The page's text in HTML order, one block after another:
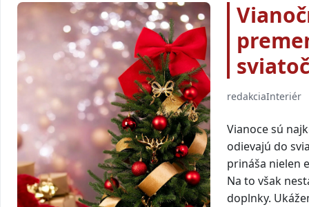
redakciaInteriér
Vianoce sú
odievajú do
prináša nielen
Na to však
doplnky.